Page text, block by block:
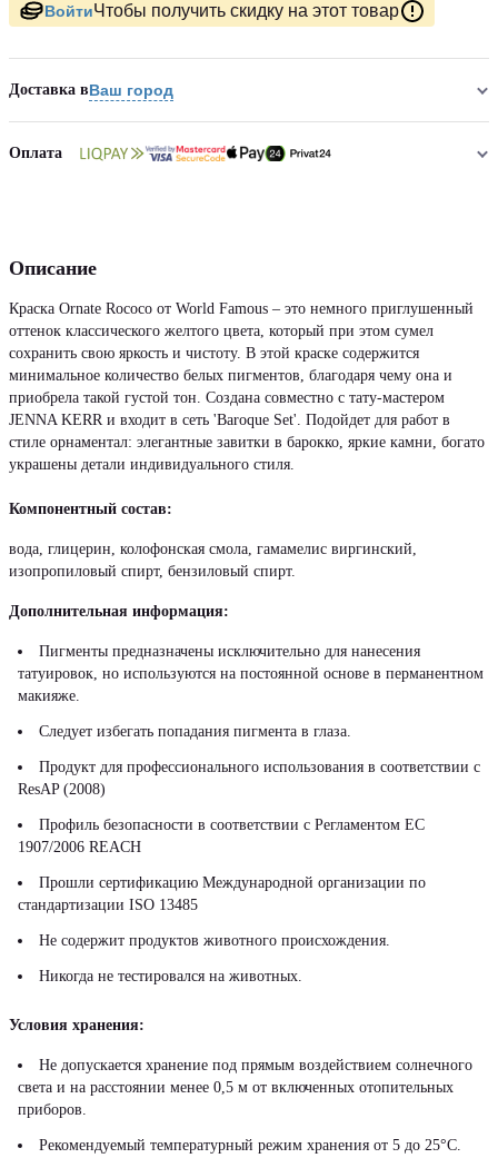
ВойтиЧтобы получить скидку на этот товар
Доставка вВаш город
Оплата
Описание
Краска Ornate Rococo от World Famous – это немного приглушенный
оттенок классического желтого цвета, который при этом сумел
сохранить свою яркость и чистоту. В этой краске содержится
минимальное количество белых пигментов, благодаря чему она и
приобрела такой густой тон. Создана совместно с тату-мастером
JENNA KERR и входит в сеть 'Baroque Set'. Подойдет для работ в
стиле орнаментал: элегантные завитки в барокко, яркие камни, богато
украшены детали индивидуального стиля.
Компонентный состав:
вода, глицерин, колофонская смола, гамамелис виргинский,
изопропиловый спирт, бензиловый спирт.
Дополнительная информация:
Пигменты предназначены исключительно для нанесения
татуировок, но используются на постоянной основе в перманентном
макияже.
Следует избегать попадания пигмента в глаза.
Продукт для профессионального использования в соответствии с
ResAP (2008)
Профиль безопасности в соответствии с Регламентом ЕС
1907/2006 REACH
Прошли сертификацию Международной организации по
стандартизации ISO 13485
Не содержит продуктов животного происхождения.
Никогда не тестировался на животных.
Условия хранения:
Не допускается хранение под прямым воздействием солнечного
света и на расстоянии менее 0,5 м от включенных отопительных
приборов.
Рекомендуемый температурный режим хранения от 5 до 25°С.